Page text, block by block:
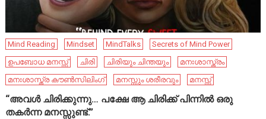
Mind Reading Mindset MindTalks
Secrets of Mind Power
ഉപബോധ മനസ്സ്
ചിരി ചിരിയും ചിന്തയും
മനഃശാസ്ത്രം
മനഃശാസ്ത്ര കൗൺസിലിംഗ്
മനസ്സും ശരീരവും മനസ്സ്
“അവൾ ചിരിക്കുന്നു… പക്ഷേ ആ ചിരിക്ക് പിന്നിൽ ഒരു
തകർന്ന മനസ്സുണ്ട്.”